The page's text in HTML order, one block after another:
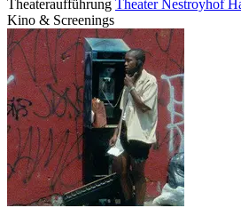
Theateraufführung Theater Nestroyhof
Kino & Screenings